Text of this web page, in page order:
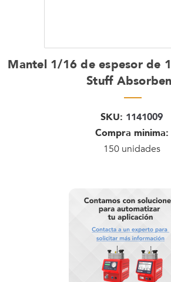
Mantel 1/16 de espesor de
Stuff
SKU: 1141009
Compra minima:
150 unidades